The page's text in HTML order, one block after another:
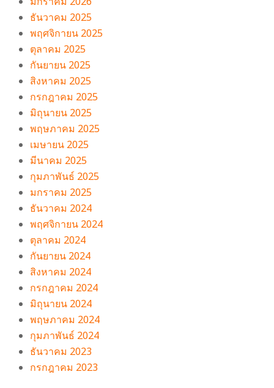
ธันวาคม 2025
พฤศจิกายน 2025
ตุลาคม 2025
กันยายน 2025
สิงหาคม 2025
กรกฎาคม 2025
มิถุนายน 2025
พฤษภาคม 2025
เมษายน 2025
มีนาคม 2025
กุมภาพันธ์ 2025
มกราคม 2025
ธันวาคม 2024
พฤศจิกายน 2024
ตุลาคม 2024
กันยายน 2024
สิงหาคม 2024
กรกฎาคม 2024
มิถุนายน 2024
พฤษภาคม 2024
กุมภาพันธ์ 2024
ธันวาคม 2023
กรกฎาคม 2023